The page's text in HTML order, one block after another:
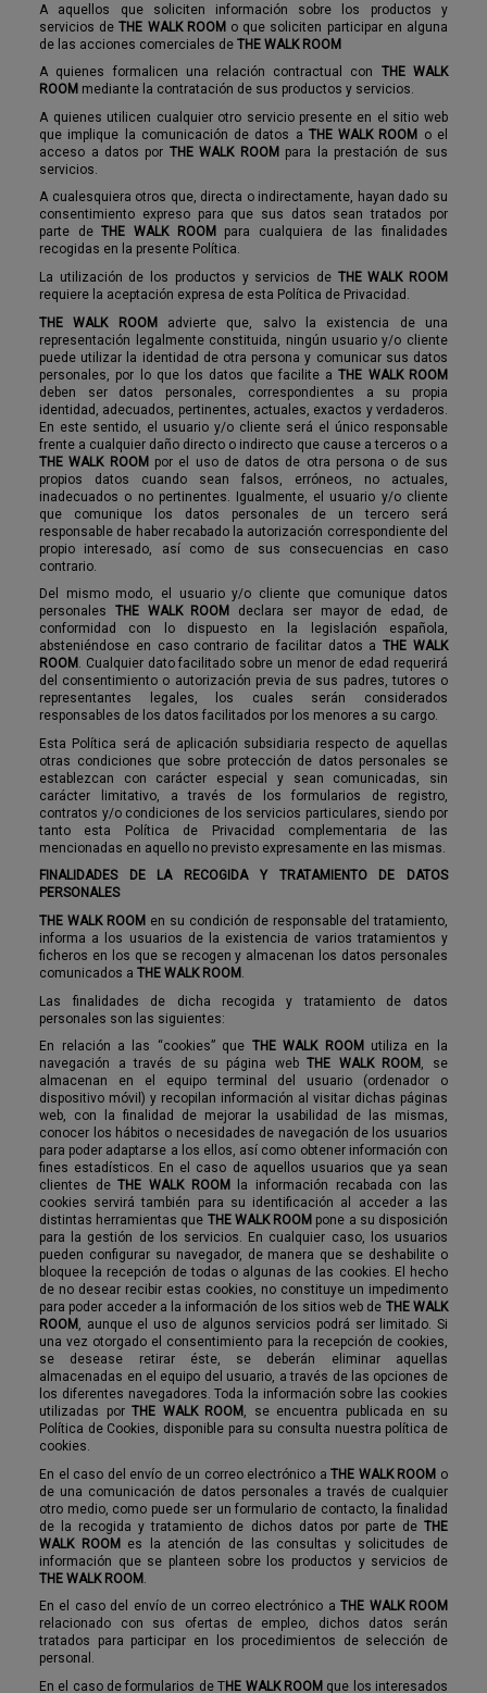
A aquellos que soliciten información sobre los productos y
servicios deTHE WALK ROOM o que soliciten participar en alguna
de las acciones comerciales deTHE WALK ROOM
A quienes formalicen una relación contractual con THE WALK
ROOM mediante la contratación de sus productos y servicios.
A quienes utilicen cualquier otro servicio presente en el sitio web
que implique la comunicación de datos a THE WALK ROOM
o el
acceso a datos por THE WALK ROOM para la prestación de sus
servicios.
A cualesquiera otros que, directa o indirectamente, hayan dado su
consentimiento expreso para que sus datos sean tratados por
parte deTHE WALK ROOM
para cualquiera de las finalidades
recogidas en la presente Política.
La utilización de los productos y servicios de THE WALK ROOM
requiere la aceptación expresa de esta Política de Privacidad.
THE WALK ROOM
advierte que, salvo la existencia de una
representación legalmente constituida, ningún usuario y/o cliente
puede utilizar la identidad de otra persona y comunicar sus datos
personales, por lo que los datos que facilite aTHE WALK ROOM
deben ser datos personales, correspondientes a su propia
identidad, adecuados, pertinentes, actuales, exactos y verdaderos.
En este sentido, el usuario y/o cliente será el único responsable
frente a cualquier daño directo o indirecto que cause a terceros o a
THE WALK ROOM por el uso de datos de otra persona o de sus
propios datos cuando sean falsos, erróneos, no actuales,
inadecuados o no pertinentes. Igualmente, el usuario y/o cliente
que comunique los datos personales de un tercero será
responsable de haber recabado la autorización correspondiente del
propio interesado, así como de sus consecuencias en caso
contrario.
Del mismo modo, el usuario y/o cliente que comunique datos
personales THE WALK ROOM
declara ser mayor de edad, de
conformidad con lo dispuesto en la legislación española,
absteniéndose en caso contrario de facilitar datos aTHE WALK
ROOM . Cualquier dato facilitado sobre un menor de edad requerirá
del consentimiento o autorización previa de sus padres, tutores o
representantes legales, los cuales serán considerados
responsables de los datos facilitados por los menores a su cargo.
Esta Política será de aplicación subsidiaria respecto de aquellas
otras condiciones que sobre protección de datos personales se
establezcan con carácter especial y sean comunicadas, sin
carácter limitativo, a través de los formularios de registro,
contratos y/o condiciones de los servicios particulares, siendo por
tanto esta Política de Privacidad complementaria de las
mencionadas en aquello no previsto expresamente en las mismas.
FINALIDADES DE LA RECOGIDA Y TRATAMIENTO DE DATOS
PERSONALES
THE WALK ROOM en su condición de responsable del tratamiento,
informa a los usuarios de la existencia de varios tratamientos y
ficheros en los que se recogen y almacenan los datos personales
comunicados aTHE WALK ROOM .
Las finalidades de dicha recogida y tratamiento de datos
personales son las siguientes:
En relación a las “cookies” que THE WALK ROOM
utiliza en la
navegación a través de su página webTHE WALK ROOM , se
almacenan en el equipo terminal del usuario (ordenador o
dispositivo móvil) y recopilan información al visitar dichas páginas
web, con la finalidad de mejorar la usabilidad de las mismas,
conocer los hábitos o necesidades de navegación de los usuarios
para poder adaptarse a los ellos, así como obtener información con
fines estadísticos. En el caso de aquellos usuarios que ya sean
clientes deTHE WALK ROOM
la información recabada con las
cookies servirá también para su identificación al acceder a las
distintas herramientas que THE WALK ROOM pone a su disposición
para la gestión de los servicios. En cualquier caso, los usuarios
pueden configurar su navegador, de manera que se deshabilite o
bloquee la recepción de todas o algunas de las cookies. El hecho
de no desear recibir estas cookies, no constituye un impedimento
para poder acceder a la información de los sitios web de THE WALK
ROOM , aunque el uso de algunos servicios podrá ser limitado. Si
una vez otorgado el consentimiento para la recepción de cookies,
se desease retirar éste, se deberán eliminar aquellas
almacenadas en el equipo del usuario, a través de las opciones de
los diferentes navegadores. Toda la información sobre las cookies
utilizadas porTHE WALK ROOM , se encuentra publicada en su
Política de Cookies, disponible para su consulta nuestra política de
cookies.
En el caso del envío de un correo electrónico aTHE WALK ROOM o
de una comunicación de datos personales a través de cualquier
otro medio, como puede ser un formulario de contacto, la finalidad
de la recogida y tratamiento de dichos datos por parte de THE
WALK ROOM
es la atención de las consultas y solicitudes de
información que se planteen sobre los productos y servicios de
THE WALK ROOM
En el caso del envío de un correo electrónico aTHE WALK ROOM
relacionado con sus ofertas de empleo, dichos datos serán
tratados para participar en los procedimientos de selección de
personal.
En el caso de formularios de THE WALK ROOM que los interesados